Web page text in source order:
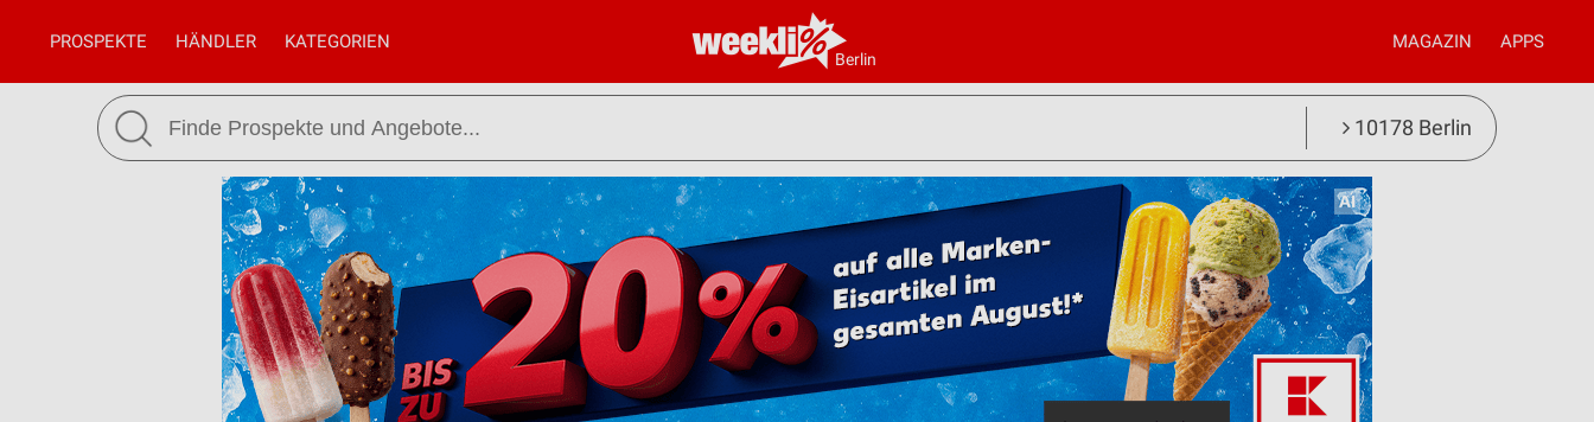
Berlin
PROSPEKTE HÄNDLER KATEGORIEN MAGAZIN APPS
10178 Berlin